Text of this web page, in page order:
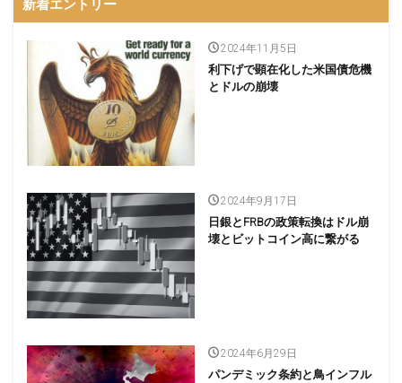
新着エントリー
2024年11月5日
利下げで顕在化した米国債危機
とドルの崩壊
2024年9月17日
日銀とFRBの政策転換はドル崩
壊とビットコイン高に繋がる
2024年6月29日
パンデミック条約と鳥インフル